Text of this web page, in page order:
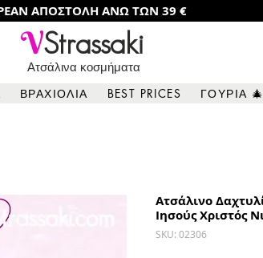
ΑΠΟΣΤΟΛΗ ΑΝΩ ΤΩΝ 39 €
VStrassaki
Ατσάλινα κοσμήματα
ΒΡΑΧΙΟΛΙΑ BEST PRICES ΓΟΥΡΙΑ 🎄
Ατσάλινο
Ιησούς Χριστός
SKU: 02306